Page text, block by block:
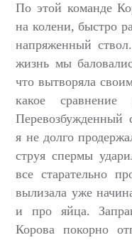
По этой команде
на колени, быстро
напряженный
жизнь мы
что вытворяла
какое
Перевозбужденный
я не долго
струя спермы
все старательно
вылизала уже
и про яйца.
Корова покорно